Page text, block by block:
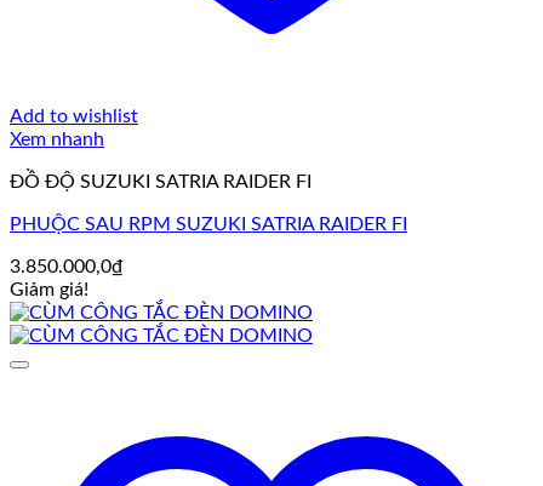
Add to wishlist
Xem nhanh
ĐỒ ĐỘ SUZUKI SATRIA RAIDER FI
PHUỘC SAU RPM SUZUKI SATRIA RAIDER FI
3.850.000,0₫
Giảm giá!